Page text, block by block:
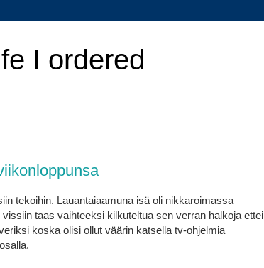
I ordered
tekoihin. Lauantaiaamuna isä oli nikkaroimassa
taas vaihteeksi kilkuteltua sen verran halkoja ettei
koska olisi ollut väärin katsella tv-ohjelmia